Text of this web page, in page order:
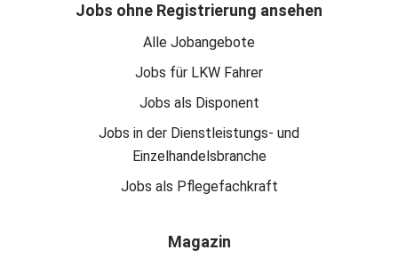
Jobs ohne Registrierung ansehen
Alle Jobangebote
Jobs für LKW Fahrer
Jobs als Disponent
Jobs in der Dienstleistungs- und
Einzelhandelsbranche
Jobs als Pflegefachkraft
Magazin